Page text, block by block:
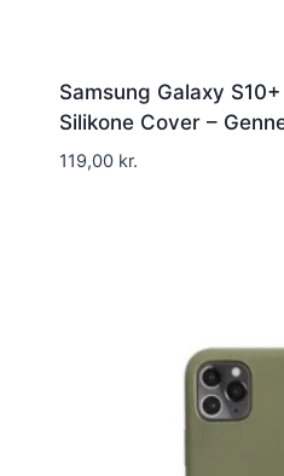
Samsung Galaxy
Silikone Cover –
119,00 kr.